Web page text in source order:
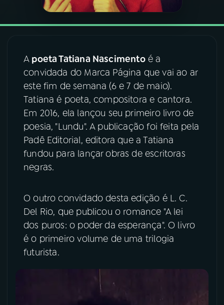
ÚLTIMAS
YouTube Facebook
Instagram X
TikTok
A poeta Tatiana Nascimentoé a
convidada do Marca Página que vai ao ar
este fim de semana (6 e 7 de maio).
Tatiana é poeta, compositora e cantora.
Em 2016, ela lançou seu primeiro livro de
poesia, "Lundu". A publicação foi feita pela
Padê Editorial, editora que a Tatiana
fundou para lançar obras de escritoras
negras.
O outro convidado desta edição é L. C.
Del Rio, que publicou o romance "A lei
dos puros: o poder da esperança". O livro
é o primeiro volume de uma trilogia
futurista.